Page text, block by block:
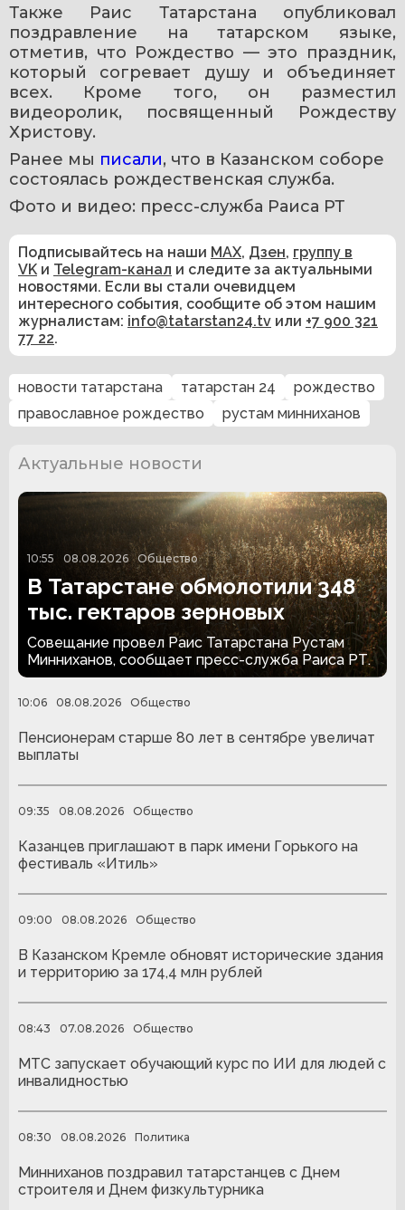
Также Раис Татарстана опубликовал
поздравление на татарском языке,
отметив, что Рождество — это праздник,
который согревает душу и объединяет
всех. Кроме того, он разместил
видеоролик, посвященный Рождеству
Христову.
Ранее мы писали, что в Казанском соборе
состоялась рождественская служба.
Фото и видео: пресс-служба Раиса РТ
Подписывайтесь на наши MAX, Дзен, группу в
VK и Telegram-канал и следите за актуальными
новостями. Если вы стали очевидцем
интересного события, сообщите об этом нашим
журналистам: info@tatarstan24.tv или +7 900 321
77 22.
новости татарстана татарстан 24
рождество
православное рождество
рустам минниханов
Актуальные новости
10:55 08.08.2026 Общество
В Татарстане обмолотили 348
тыс. гектаров зерновых
Совещание провел Раис Татарстана Рустам
Минниханов, сообщает пресс-служба Раиса РТ.
10:06 08.08.2026 Общество
Пенсионерам старше 80 лет в сентябре увеличат
выплаты
09:35 08.08.2026 Общество
Казанцев приглашают в парк имени Горького на
фестиваль «Итиль»
09:00 08.08.2026 Общество
В Казанском Кремле обновят исторические здания
и территорию за 174,4 млн рублей
08:43 07.08.2026 Общество
МТС запускает обучающий курс по ИИ для людей с
инвалидностью
08:30 08.08.2026 Политика
Минниханов поздравил татарстанцев с Днем
строителя и Днем физкультурника